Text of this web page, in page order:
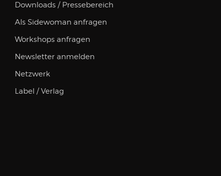
Downloads / Pressebereich
Als Sidewoman anfragen
Workshops anfragen
Newsletter anmelden
Netzwerk
Label / Verlag